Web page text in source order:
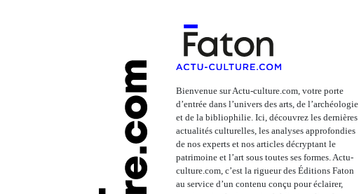
Bienvenue sur Actu-culture.com, votre porte
d’entrée dans l’univers des arts, de l’archéologie
et de la bibliophilie. Ici, découvrez les dernières
actualités culturelles, les analyses approfondies
de nos experts et nos articles décryptant le
patrimoine et l’art sous toutes ses formes. Actu-
culture.com, c’est la rigueur des Éditions Faton
au service d’un contenu conçu pour éclairer,